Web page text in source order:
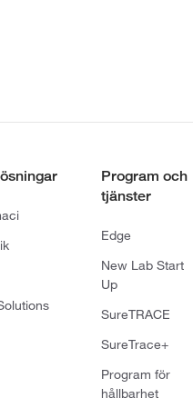
Program och
tjänster
Edge
New Lab Start
Up
SureTRACE
SureTrace+
Program för
hållbarhet